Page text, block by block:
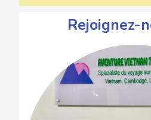
Rejoignez-